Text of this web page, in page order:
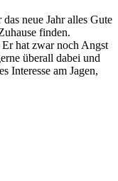
neue Jahr alles Gute
finden.
hat zwar noch Angst
überall dabei und
Interesse am Jagen,